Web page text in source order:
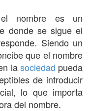
nombre es un
donde se sigue el
Siendo un
que el nombre
lasociedad pueda
de introducir
lo que importa
del nombre.